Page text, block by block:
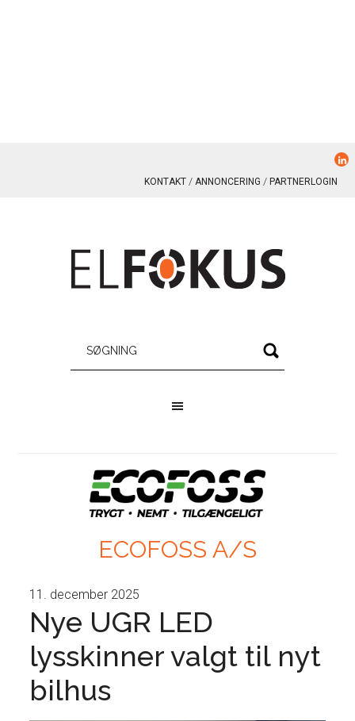
KONTAKT ANNONCERING PARTNERLOGIN
ECOFOSS A/S
11. december 2025
Nye UGR LED
lysskinner valgt til nyt
bilhus